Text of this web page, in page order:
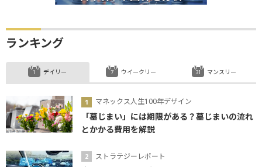
ランキング
デイリー
マネックス人生100年デザイン
「墓じまい」には期限がある？墓じまいの流れ
とかかる費用を解説
ストラテジーレポート
ウイークリー マンスリー